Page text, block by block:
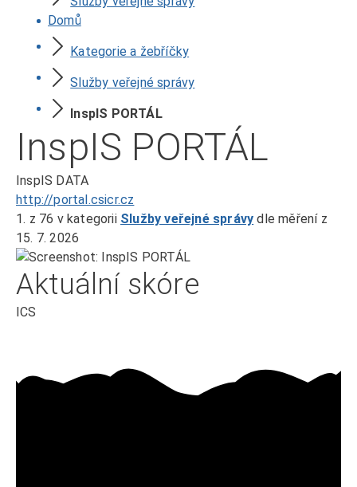
Domů
Kategorie a žebříčky
Služby veřejné správy
InspIS PORTÁL
InspIS PORTÁL
InspIS DATA
http://portal.csicr.cz
1. z 76 v kategorii Služby veřejné správy dle měření z
15. 7. 2026
Aktuální skóre
ICS